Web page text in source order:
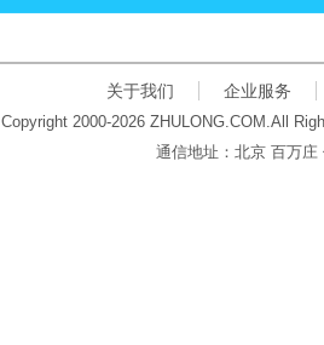
关于我们 企业服务
Copyright 2000-2026 ZHULONG.COM.All
通信地址：北京 百万